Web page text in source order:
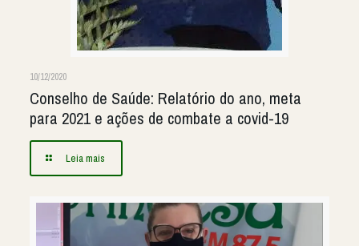
10/12/2020
Conselho de Saúde: Relatório do ano, meta
para 2021 e ações de combate a covid-19
Leia mais